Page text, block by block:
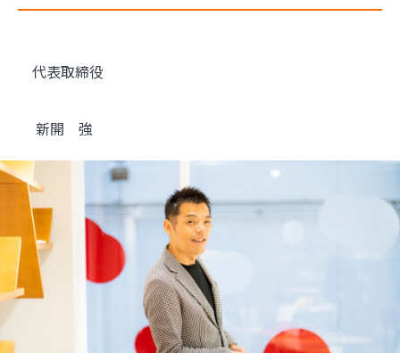
代表取締役
新開 強